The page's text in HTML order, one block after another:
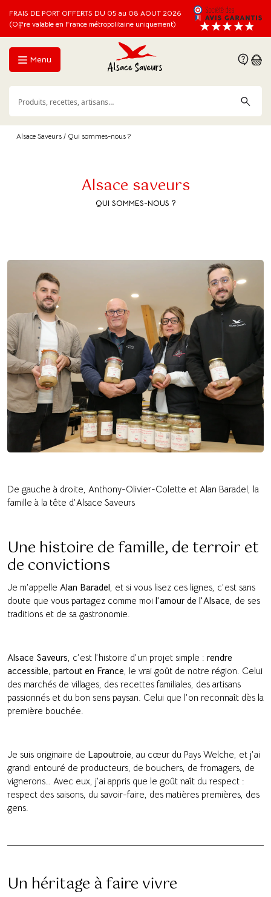
FRAIS DE PORT OFFERTS DU 05 au 08 AOUT 2026
(Offre valable en France métropolitaine uniquement)
Menu
Alsace Saveurs / Qui sommes-nous ?
Alsace saveurs
QUI SOMMES-NOUS ?
De gauche à droite, Anthony-Olivier-Colette et Alan Baradel, la
famille à la tête d’Alsace Saveurs
Une histoire de famille, de terroir et
de convictions
Je m’appelle Alan Baradel, et si vous lisez ces lignes, c’est sans
doute que vous partagez comme moi l’amour de l’Alsace, de ses
traditions et de sa gastronomie.
Alsace Saveurs, c’est l’histoire d’un projet simple : rendre
accessible, partout en France, le vrai goût de notre région. Celui
des marchés de villages, des recettes familiales, des artisans
passionnés et du bon sens paysan. Celui que l’on reconnaît dès la
première bouchée.
Je suis originaire de Lapoutroie, au cœur du Pays Welche, et j’ai
grandi entouré de producteurs, de bouchers, de fromagers, de
vignerons… Avec eux, j’ai appris que le goût naît du respect :
respect des saisons, du savoir-faire, des matières premières, des
gens.
Un héritage à faire vivre